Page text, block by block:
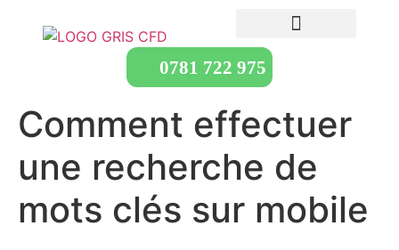
0781 722 975
Comment effectuer
une recherche de
mots clés sur mobile